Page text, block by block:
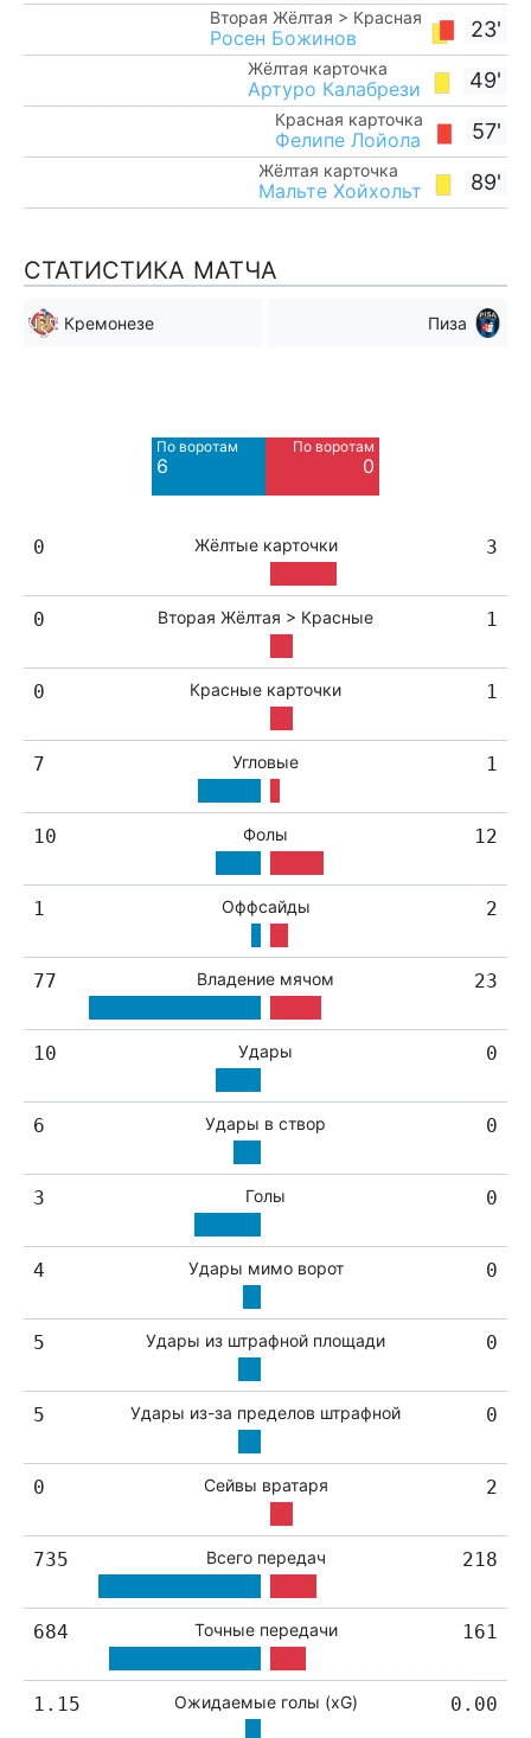
23'
Вторая Жёлтая > Красная
Росен Божинов
49'
Жёлтая карточка
Артуро Калабрези
57'
Красная карточка
Фелипе Лойола
89'
Жёлтая карточка
Мальте Хойхольт
СТАТИСТИКА МАТЧА
Кремонезе Пиза
По воротам
6
По воротам
0
0 Жёлтые карточки 3
0 Вторая Жёлтая > Красные 1
0 Красные карточки 1
7 Угловые 1
10 Фолы 12
1 Оффсайды 2
77 Владение мячом 23
10 Удары 0
6 Удары в створ 0
3 Голы 0
4 Удары мимо ворот 0
5 Удары из штрафной площади 0
5 Удары из-за пределов штрафной 0
0 Сейвы вратаря 2
735 Всего передач 218
684 Точные передачи 161
1.15 Ожидаемые голы (xG) 0.00